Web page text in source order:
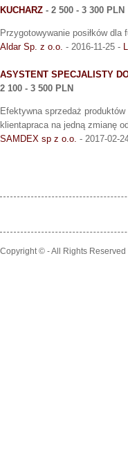
KUCHARZ - 2 500 - 3 300 PLN
Przygotowywanie posiłków
Aldar Sp. z o.o. - 2016-11-25 -
ASYSTENT SPECJALISTY
2 100 - 3 500 PLN
Efektywna sprzedaż
klientapraca na jedną zmianę
SAMDEX sp z o.o. - 2017-02-
Copyright © - All Rights Reserved